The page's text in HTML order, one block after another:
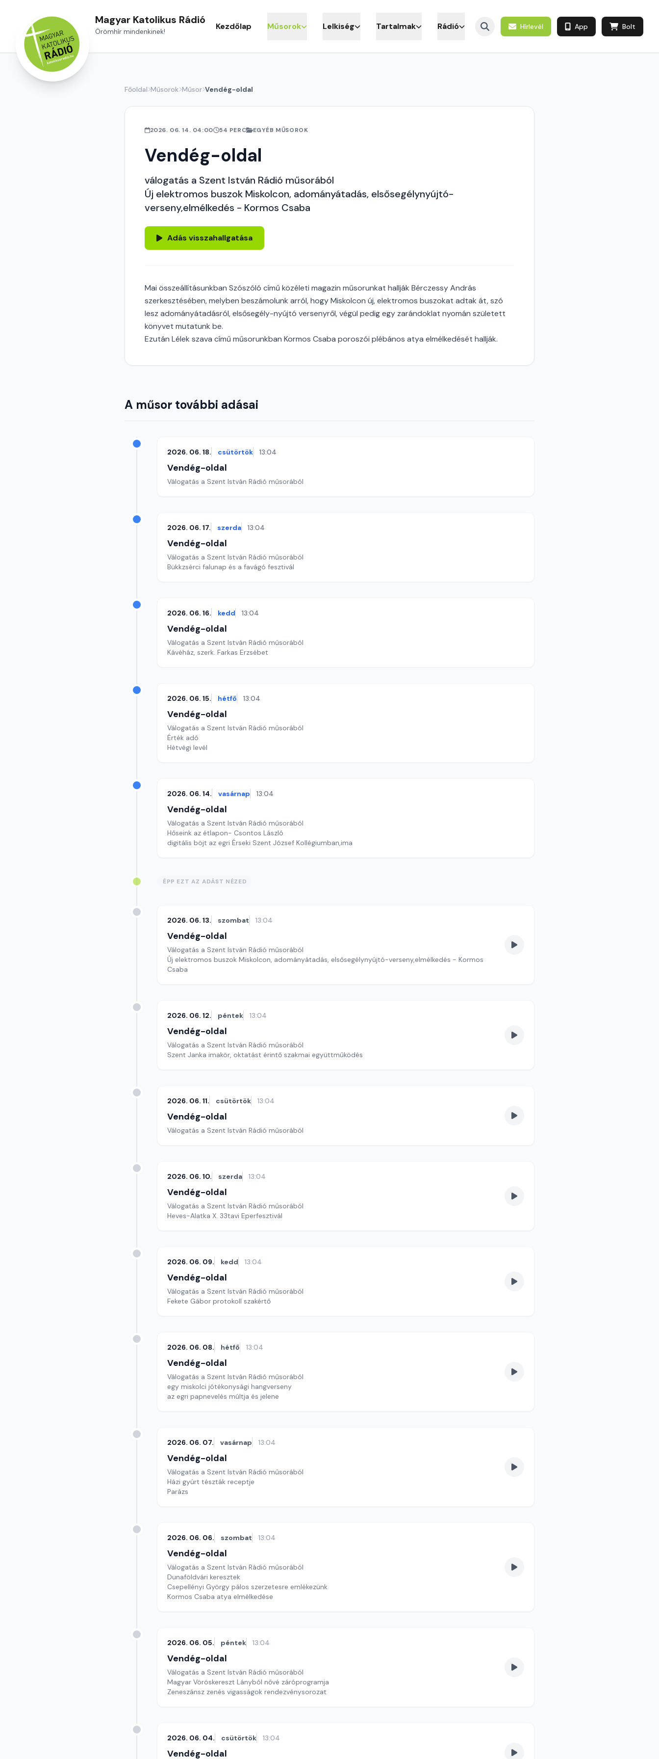
Magyar Katolikus Rádió
Örömhír mindenkinek! Kezdőlap Műsorok Lelkiség Tartalmak Rádió Hírlevél App Bolt
Főoldal Műsorok Műsor Vendég-oldal
2026. 06. 14. 04:00 54 PERC EGYÉB MŰSOROK
Vendég-oldal
válogatás a Szent István Rádió műsorából
Új elektromos buszok Miskolcon, adományátadás, elsősegélynyújtó-
verseny,elmélkedés - Kormos Csaba
Adás visszahallgatása
Mai összeállításunkban Szószóló című közéleti magazin műsorunkat hallják Bérczessy András
szerkesztésében, melyben beszámolunk arról, hogy Miskolcon új, elektromos buszokat adtak át, szó
lesz adományátadásról, elsősegély-nyújtó versenyről, végül pedig egy zarándoklat nyomán született
könyvet mutatunk be.
Ezután Lélek szava című műsorunkban Kormos Csaba poroszói plébános atya elmélkedését hallják.
A műsor további adásai
2026. 06. 18. csütörtök 13:04
Vendég-oldal
Válogatás a Szent István Rádió műsorából
2026. 06. 17. szerda 13:04
Vendég-oldal
Válogatás a Szent István Rádió műsorából
Bükkzsérci falunap és a favágó fesztivál
2026. 06. 16. kedd 13:04
Vendég-oldal
Válogatás a Szent István Rádió műsorából
Kávéház, szerk. Farkas Erzsébet
2026. 06. 15. hétfő 13:04
Vendég-oldal
Válogatás a Szent István Rádió műsorából
Érték adó
Hétvégi levél
2026. 06. 14. vasárnap 13:04
Vendég-oldal
Válogatás a Szent István Rádió műsorából
Hőseink az étlapon- Csontos László
digitális böjt az egri Érseki Szent József Kollégiumban,ima
ÉPP EZT AZ ADÁST NÉZED
2026. 06. 13. szombat 13:04
Vendég-oldal
Válogatás a Szent István Rádió műsorából
Új elektromos buszok Miskolcon, adományátadás, elsősegélynyújtó-verseny,elmélkedés - Kormos
Csaba
2026. 06. 12. péntek 13:04
Vendég-oldal
Válogatás a Szent István Rádió műsorából
Szent Janka imakör, oktatást érintő szakmai együttműködés
2026. 06. 11. csütörtök 13:04
Vendég-oldal
Válogatás a Szent István Rádió műsorából
2026. 06. 10. szerda 13:04
Vendég-oldal
Válogatás a Szent István Rádió műsorából
Heves-Alatka X. 33tavi Eperfesztivál
2026. 06. 09. kedd 13:04
Vendég-oldal
Válogatás a Szent István Rádió műsorából
Fekete Gábor protokoll szakértő
2026. 06. 08. hétfő 13:04
Vendég-oldal
Válogatás a Szent István Rádió műsorából
egy miskolci jótékonysági hangverseny
az egri papnevelés múltja és jelene
2026. 06. 07. vasárnap 13:04
Vendég-oldal
Válogatás a Szent István Rádió műsorából
Házi gyúrt tészták receptje
Parázs
2026. 06. 06. szombat 13:04
Vendég-oldal
Válogatás a Szent István Rádió műsorából
Dunaföldvári keresztek
Csepellényi György pálos szerzetesre emlékezünk
Kormos Csaba atya elmélkedése
2026. 06. 05. péntek 13:04
Vendég-oldal
Válogatás a Szent István Rádió műsorából
Magyar Vöröskereszt Lányból nővé záróprogramja
Zeneszánsz zenés vigasságok rendezvénysorozat
2026. 06. 04. csütörtök 13:04
Vendég-oldal